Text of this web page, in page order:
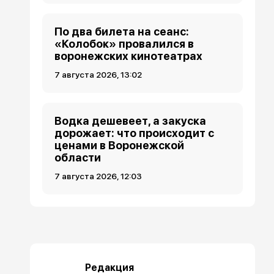
По два билета на сеанс:
«Колобок» провалился в
воронежских кинотеатрах
7 августа 2026, 13:02
Водка дешевеет, а закуска
дорожает: что происходит с
ценами в Воронежской
области
7 августа 2026, 12:03
Редакция